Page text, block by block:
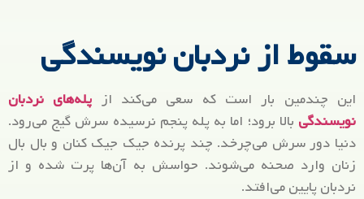
سقوط از نردبان نویسندگی
این چندمین بار است که سعی می‌کند از پله‌های نردبان
نویسندگی بالا برود؛ اما به پله پنجم نرسیده سرش گیج می‌رود.
دنیا دور سرش می‌چرخد. چند پرنده جیک جیک کنان و بال بال
زنان وارد صحنه می‌شوند. حواسش به آن‌ها پرت شده و از
نردبان پایین می‌افتد.